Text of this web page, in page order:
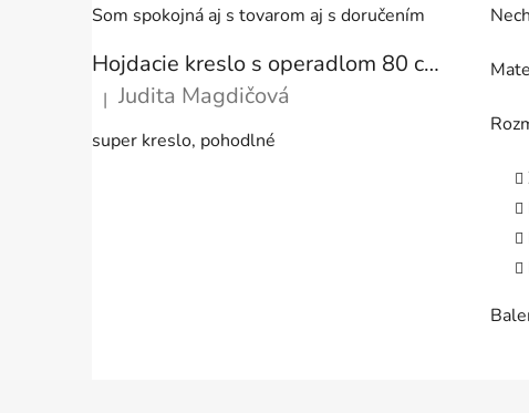
Som spokojná aj s tovarom aj s doručením
Hojdacie kreslo s operadlom 80 cm + vankúše
Hodnotenie produktu je 5 z 5 hviezdičiek.
| Judita Magdičová
super kreslo, pohodlné